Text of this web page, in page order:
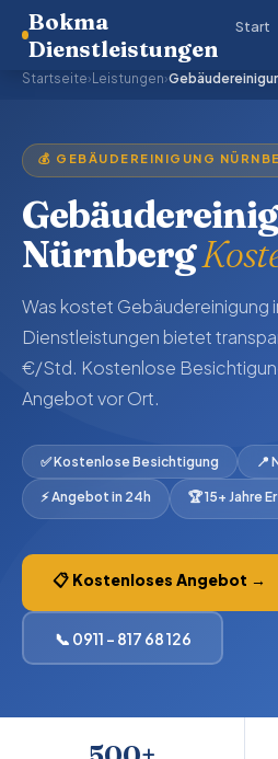
Bokma
Dienstleistungen
Start
Startseite› Leistungen›
💰 GEBÄUDEREINIGUNG
Nürnberg
Was kostet Gebäudereinigung
Dienstleistungen bietet
€/Std. Kostenlose
Angebot vor Ort.
✅ Kostenlose Besichtigung 📍
⚡ Angebot in 24h 🏆 15+ Jahre
📋 Kostenloses Angebot →
📞 0911 – 817 68 126